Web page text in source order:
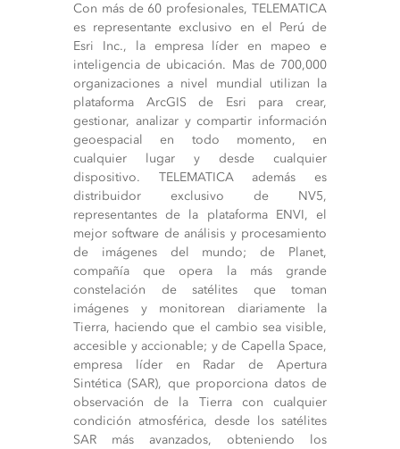
Con más de 60 profesionales, TELEMATICA
es representante exclusivo en el Perú de
Esri Inc., la empresa líder en mapeo e
inteligencia de ubicación. Mas de 700,000
organizaciones a nivel mundial utilizan la
plataforma ArcGIS de Esri para crear,
gestionar, analizar y compartir información
geoespacial en todo momento, en
cualquier lugar y desde cualquier
dispositivo. TELEMATICA además es
distribuidor exclusivo de NV5,
representantes de la plataforma ENVI, el
mejor software de análisis y procesamiento
de imágenes del mundo; de Planet,
compañía que opera la más grande
constelación de satélites que toman
imágenes y monitorean diariamente la
Tierra, haciendo que el cambio sea visible,
accesible y accionable; y de Capella Space,
empresa líder en Radar de Apertura
Sintética (SAR), que proporciona datos de
observación de la Tierra con cualquier
condición atmosférica, desde los satélites
SAR más avanzados, obteniendo los